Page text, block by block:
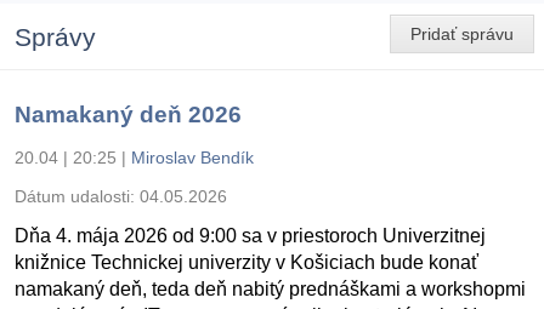
Pridať správu
Správy
Namakaný deň 2026
20.04 | 20:25 | Miroslav Bendík
Dátum udalosti: 04.05.2026
Dňa 4. mája 2026 od 9:00 sa v priestoroch Univerzitnej
knižnice Technickej univerzity v Košiciach bude konať
namakaný deň, teda deň nabitý prednáškami a workshopmi